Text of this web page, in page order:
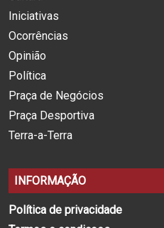
Iniciativas
Ocorrências
Opinião
Política
Praça de Negócios
Praça Desportiva
Terra-a-Terra
INFORMAÇÃO
Política de privacidade